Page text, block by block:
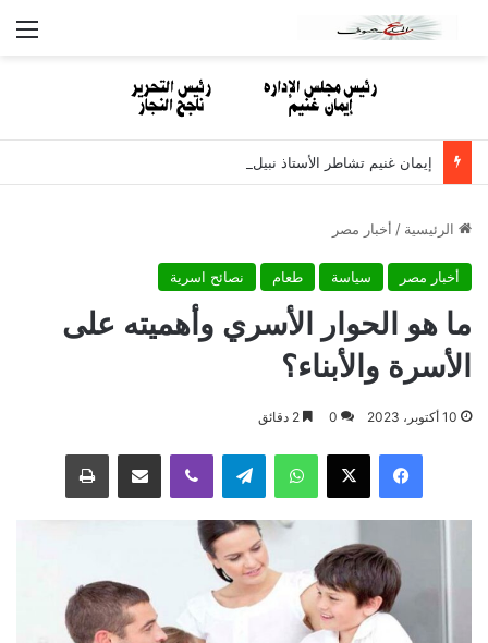
إيمان غنيم تشاطر الأستاذ نبيل مصطفى الأحزان لوفاة والدته
الرئيسية / أخبار مصر
أخبار مصر سياسة طعام نصائح اسرية
ما هو الحوار الأسري وأهميته على
الأسرة والأبناء؟
10 أكتوبر، 2023 0
فيسبوك واتساب